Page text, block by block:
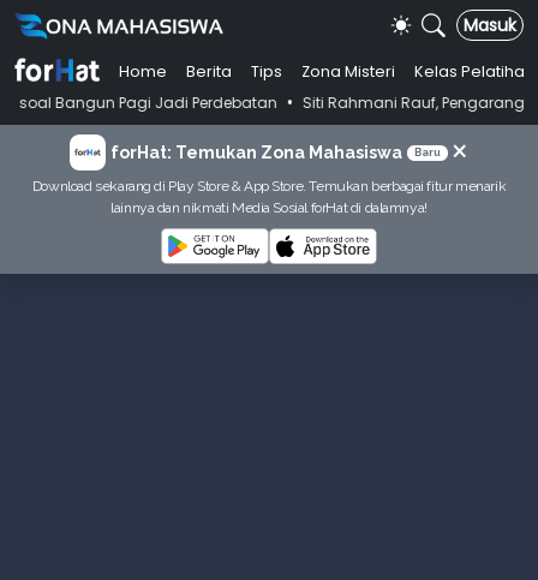
Masuk
Home Berita Tips Zona Misteri
Kelas Pelatihan
Pagi Jadi Perdebatan • Siti Rahmani Rauf, Pengarang Buku
forHat: Temukan Zona Mahasiswa Baru ×
Download sekarang di Play Store & App Store. Temukan berbagai fitur menarik
lainnya dan nikmati Media Sosial forHat di dalamnya!